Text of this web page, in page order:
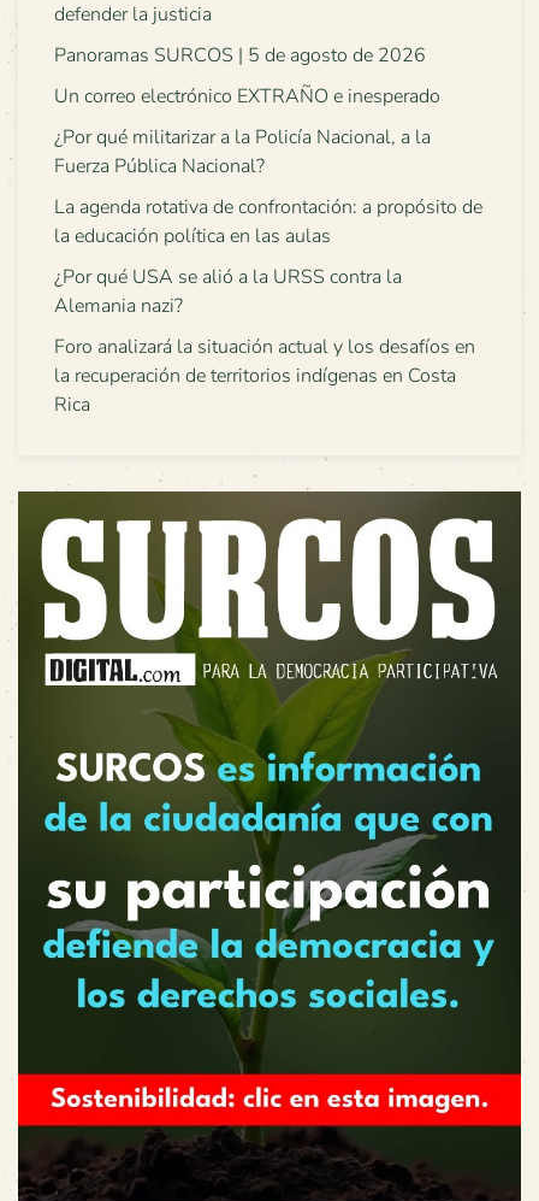
defender la justicia
Panoramas SURCOS | 5 de agosto de 2026
Un correo electrónico EXTRAÑO e inesperado
¿Por qué militarizar a la Policía Nacional, a la
Fuerza Pública Nacional?
La agenda rotativa de confrontación: a propósito de
la educación política en las aulas
¿Por qué USA se alió a la URSS contra la
Alemania nazi?
Foro analizará la situación actual y los desafíos en
la recuperación de territorios indígenas en Costa
Rica